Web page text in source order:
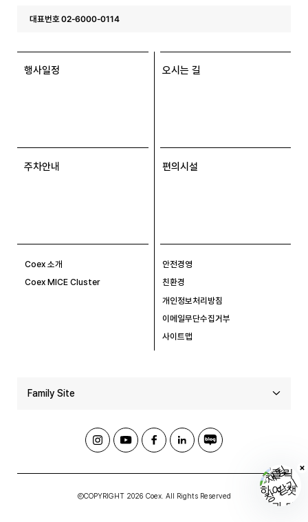
대표번호 02-6000-0114
행사일정 오시는 길
주차안내 편의시설
Coex 소개
Coex MICE Cluster
안전경영
친환경
개인정보처리방침
이메일무단수집거부
사이트맵
Family Site
ⒸCOPYRIGHT 2026 Coex. All Rights Reserved